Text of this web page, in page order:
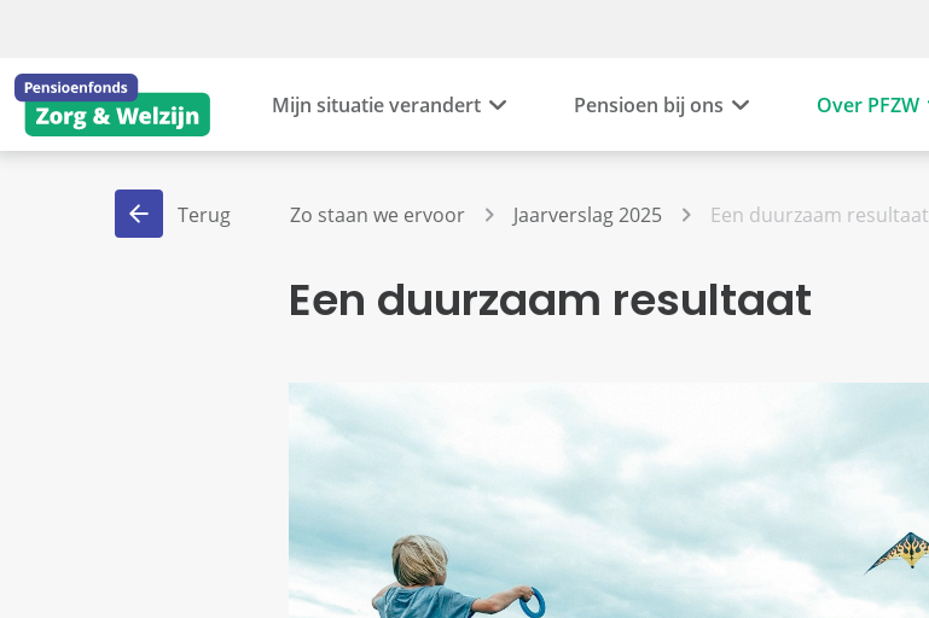
Mijn situatie verandert Pensioen bij ons Over PFZW
Terug Zo staan we ervoor Jaarverslag 2025 Een duurzaam resultaat
Een duurzaam resultaat